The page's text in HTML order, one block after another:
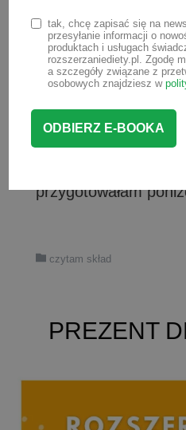
odzwierzęcych,
spożywać
jednak mleka
niepotrzebnych
odpowiednie mleko
przygotowałam
czytam skład
PREZENT
tak, chcę zapisać się na
przesyłanie informacji o
produktach i usługach
rozszerzaniediety.pl. Zgodę
a szczegóły związane z
osobowych znajdziesz w